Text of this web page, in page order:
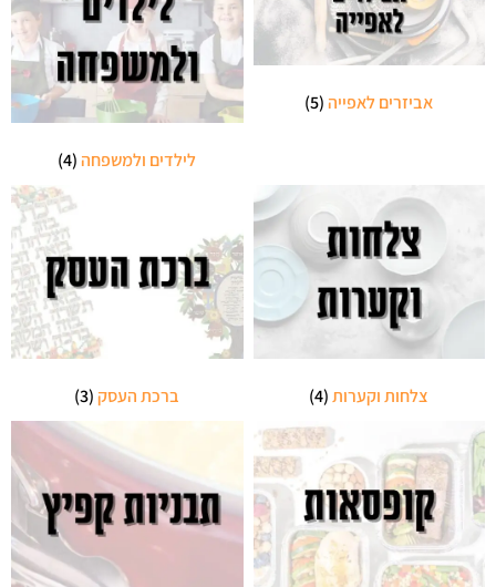
אביזרים לאפייה(5)
לילדים ולמשפחה(4)
צלחות וקערות(4) ברכת העסק(3)